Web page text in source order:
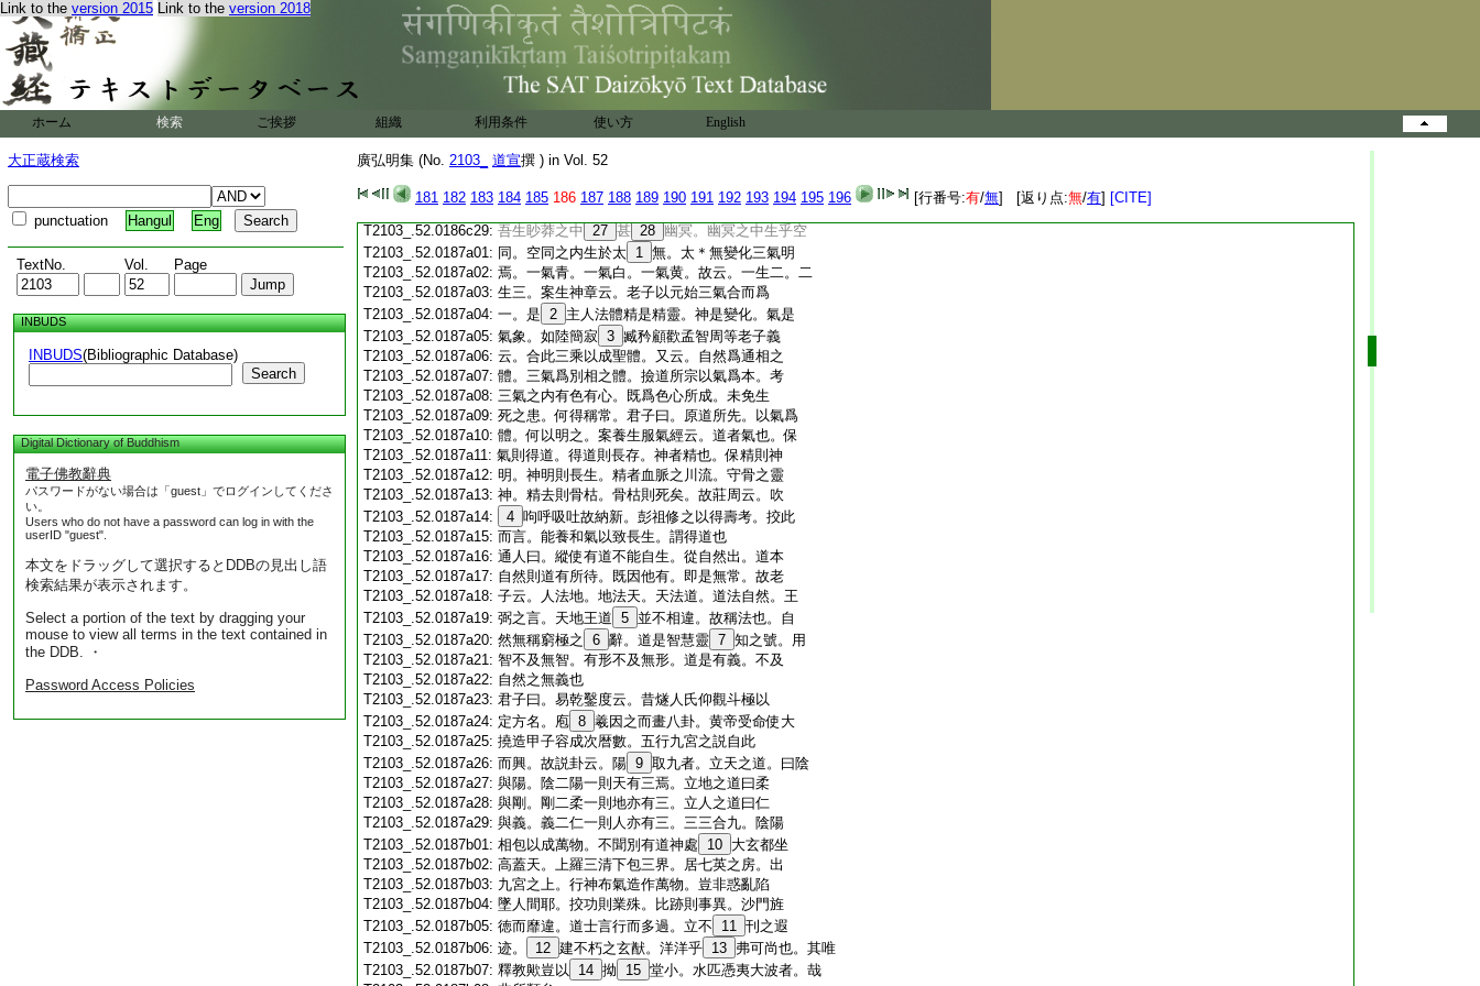
Link to the version 2015 Link to the version 2018
ホーム 検索 ご挨拶 組織 利用条件 使い方 English
大正蔵検索
punctuation Hangul Eng
TextNo. Vol. Page
INBUDS
INBUDS(Bibliographic Database)
Search
Digital Dictionary of Buddhism
電子佛教辭典
パスワードがない場合は「guest」でログインしてくださ
い。
Users who do not have a password can log in with the
userID "guest".
本文をドラッグして選択するとDDBの見出し語
検索結果が表示されます。
Select a portion of the text by dragging your
mouse to view all terms in the text contained in
the DDB. ・
Password Access Policies
廣弘明集 (No. 2103_ 道宣撰 ) in Vol. 52
181 182 183 184 185 186 187 188 189 190 191 192 193 194 195 196 [行番号:有/無] [返り点:無/有] [CITE]
T2103_.52.0186c18:精化成神。神變成人。陽氣赤。名曰玄丹。陰氣
T2103_.52.0186c19:黄。名曰黄精。陰陽交合二氣降精。精化爲神。
T2103_.52.0186c20: 精神凝結上於九天。九天之氣下於丹田。與
T2103_.52.0186c21:神合凝臨於命門。要須九過是爲九丹。上化
下凝以成於人。不云別有道神能宰萬物使
T2103_.52.0186c24:文。視之不見名曰 23
夷者精也。聽之不聞名
T2103_.52.0186c25: 曰 24
T2103_.52.0186c26:謂無状之状無物之象。故知氣體眇莽。所以
T2103_.52.0186c27: 迎之不見其首。氣形清虚。故云隨之不見其
T2103_.52.0186c28: 後。此則叙道之本從氣而生。所以上清經云。
T2103_.52.0186c29: 吾生眇莽之中 27 甚 28 幽冥。幽冥之中生乎空
T2103_.52.0187a01: 同。空同之内生於太 1 無。太＊無變化三氣明
T2103_.52.0187a02: 焉。一氣青。一氣白。一氣黄。故云。一生二。二
T2103_.52.0187a03: 生三。案生神章云。老子以元始三氣合而爲
T2103_.52.0187a04: 一。是 2 主人法體精是精靈。神是變化。氣是
T2103_.52.0187a05: 氣象。如陸簡寂 3 臧矜顧歡孟智周等老子義
T2103_.52.0187a06: 云。合此三乘以成聖體。又云。自然爲通相之
T2103_.52.0187a07: 體。三氣爲別相之體。撿道所宗以氣爲本。考
T2103_.52.0187a08: 三氣之内有色有心。既爲色心所成。未免生
T2103_.52.0187a09: 死之患。何得稱常。君子曰。原道所先。以氣爲
T2103_.52.0187a10: 體。何以明之。案養生服氣經云。道者氣也。保
T2103_.52.0187a11: 氣則得道。得道則長存。神者精也。保精則神
T2103_.52.0187a12: 明。神明則長生。精者血脈之川流。守骨之靈
T2103_.52.0187a13: 神。精去則骨枯。骨枯則死矣。故莊周云。吹
T2103_.52.0187a14:
4 呴呼吸吐故納新。彭祖修之以得壽考。挍此
T2103_.52.0187a15: 而言。能養和氣以致長生。謂得道也
T2103_.52.0187a16: 通人曰。縱使有道不能自生。從自然出。道本
T2103_.52.0187a17: 自然則道有所待。既因他有。即是無常。故老
T2103_.52.0187a18: 子云。人法地。地法天。天法道。道法自然。王
T2103_.52.0187a19: 弼之言。天地王道 5 並不相違。故稱法也。自
T2103_.52.0187a20: 然無稱窮極之 6 辭。道是智慧靈 7 知之號。用
T2103_.52.0187a21: 智不及無智。有形不及無形。道是有義。不及
T2103_.52.0187a22: 自然之無義也
T2103_.52.0187a23: 君子曰。易乾鑿度云。昔燧人氏仰觀斗極以
T2103_.52.0187a24: 定方名。庖 8 羲因之而畫八卦。黄帝受命使大
T2103_.52.0187a25: 撓造甲子容成次暦數。五行九宮之説自此
T2103_.52.0187a26: 而興。故説卦云。陽 9 取九者。立天之道。曰陰
T2103_.52.0187a27: 與陽。陰二陽一則天有三焉。立地之道曰柔
T2103_.52.0187a28: 與剛。剛二柔一則地亦有三。立人之道曰仁
T2103_.52.0187a29: 與義。義二仁一則人亦有三。三三合九。陰陽
T2103_.52.0187b01: 相包以成萬物。不聞別有道神處 10 大玄都坐
T2103_.52.0187b02: 高蓋天。上羅三清下包三界。居七英之房。出
T2103_.52.0187b03: 九宮之上。行神布氣造作萬物。豈非惑亂陷
T2103_.52.0187b04: 墜人間耶。挍功則業殊。比跡則事異。沙門旌
T2103_.52.0187b05: 徳而靡違。道士言行而多過。立不 11 刊之遐
T2103_.52.0187b06: 迹。 12 建不朽之玄猷。洋洋乎 13 弗可尚也。其唯
T2103_.52.0187b07: 釋教歟豈以 14 拗 15 堂小。水匹憑夷大波者。哉